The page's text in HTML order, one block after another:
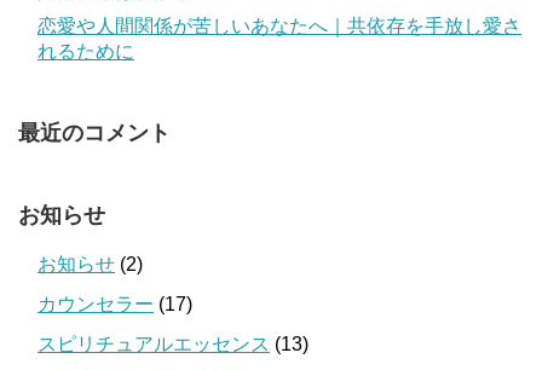
恋愛や人間関係が苦しいあなたへ｜共依存を手放し愛さ
れるために
最近のコメント
お知らせ
お知らせ (2)
カウンセラー (17)
スピリチュアルエッセンス (13)